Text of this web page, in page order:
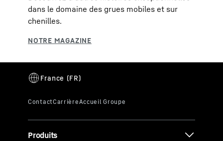
dans le domaine des grues mobiles et sur
chenilles.
Produits